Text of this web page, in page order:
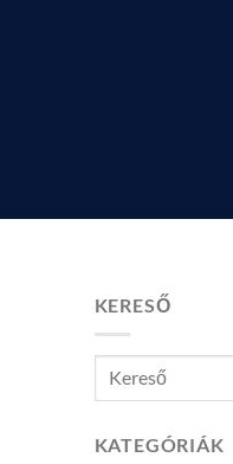
KERESŐ
KATEGÓRIÁK